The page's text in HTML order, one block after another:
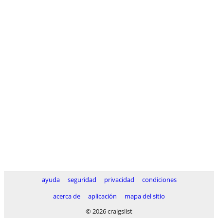
ayuda seguridad privacidad
condiciones
acerca de
aplicación
mapa del sitio
© 2026 craigslist